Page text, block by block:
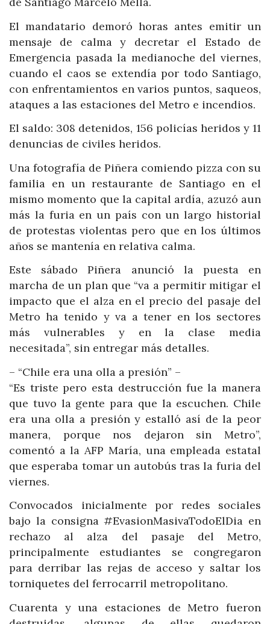
El mandatario demoró horas antes emitir un
mensaje de calma y decretar el Estado de
Emergencia pasada la medianoche del viernes,
cuando el caos se extendía por todo Santiago,
con enfrentamientos en varios puntos, saqueos,
ataques a las estaciones del Metro e incendios.
El saldo: 308 detenidos, 156 policías heridos y 11
denuncias de civiles heridos.
Una fotografía de Piñera comiendo pizza con su
familia en un restaurante de Santiago en el
mismo momento que la capital ardía, azuzó aun
más la furia en un país con un largo historial
de protestas violentas pero que en los últimos
años se mantenía en relativa calma.
Este sábado Piñera anunció la puesta en
marcha de un plan que “va a permitir mitigar el
impacto que el alza en el precio del pasaje del
Metro ha tenido y va a tener en los sectores
más vulnerables y en la clase media
necesitada”, sin entregar más detalles.
– “Chile era una olla a presión” –
“Es triste pero esta destrucción fue la manera
que tuvo la gente para que la escuchen. Chile
era una olla a presión y estalló así de la peor
manera, porque nos dejaron sin Metro”,
comentó a la AFP María, una empleada estatal
que esperaba tomar un autobús tras la furia del
viernes.
Convocados inicialmente por redes sociales
bajo la consigna #EvasionMasivaTodoElDia en
rechazo al alza del pasaje del Metro,
principalmente estudiantes se congregaron
para derribar las rejas de acceso y saltar los
torniquetes del ferrocarril metropolitano.
Cuarenta y una estaciones de Metro fueron